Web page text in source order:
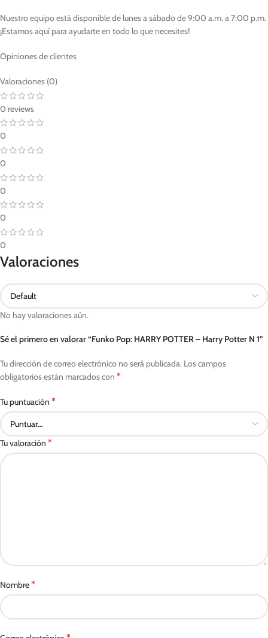
Nuestro equipo está disponible de lunes a sábado de 9:00 a.m. a 7:00 p.m.
¡Estamos aquí para ayudarte en todo lo que necesites!
Opiniones de clientes
Valoraciones (0)
0 reviews
0
0
0
0
0
Valoraciones
No hay valoraciones aún.
Sé el primero en valorar “Funko Pop: HARRY POTTER – Harry Potter N 1”
Tu dirección de correo electrónico no será publicada. Los campos
obligatorios están marcados con *
Tu puntuación *
Tu valoración *
Nombre*